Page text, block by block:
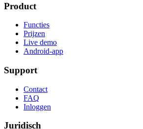
Product
Functies
Prijzen
Live demo
Android-app
Support
Contact
FAQ
Inloggen
Juridisch